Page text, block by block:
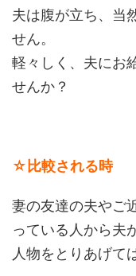
夫は腹が立ち、当
せん。
軽々しく、夫にお
せんか？
☆比較される時
妻の友達の夫やご
っている人から夫
人物をとりあげて